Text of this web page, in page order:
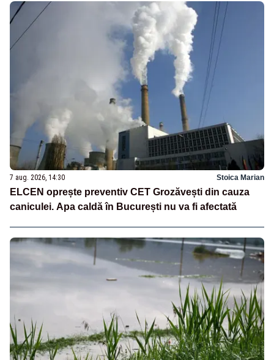
7 aug. 2026, 14:30 Stoica Marian
ELCEN oprește preventiv CET Grozăvești din cauza
caniculei. Apa caldă în București nu va fi afectată